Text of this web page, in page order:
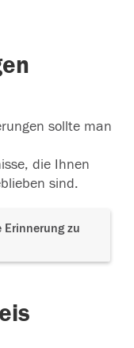
sollte man
die Ihnen
sind.
zu